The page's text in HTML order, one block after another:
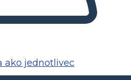
ako jednotlivec